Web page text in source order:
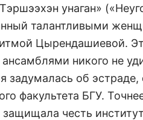
унаган»
талантливыми
Цырендашиевой.
никого не
задумалась об эстраде,
факультета БГУ.
честь